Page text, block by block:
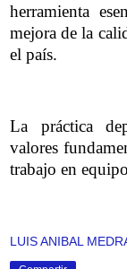
herramienta
mejora de la
el país.
La práctica
valores
trabajo en
LUIS ANIBAL